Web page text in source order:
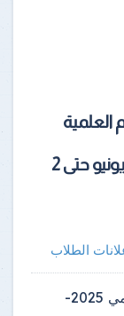
لطلبة الفرقة الاعدادية اعتباراً من 30 يونيو حتى 2
الطلاب
أبناؤنا طلاب الفرقة الاعدادية للعام الاكاديمي 2025-